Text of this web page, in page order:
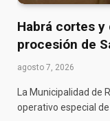
Habrá cortes
procesión de
agosto 7, 2026
La Municipalidad
operativo especial